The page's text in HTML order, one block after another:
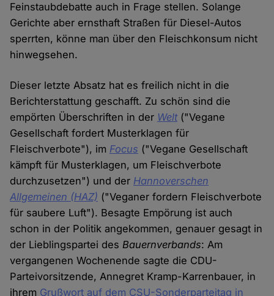
Feinstaubdebatte auch in Frage stellen. Solange
Gerichte aber ernsthaft Straßen für Diesel-Autos
sperrten, könne man über den Fleischkonsum nicht
hinwegsehen.
Dieser letzte Absatz hat es freilich nicht in die
Berichterstattung geschafft. Zu schön sind die
empörten Überschriften in der Welt("Vegane
Gesellschaft fordert Musterklagen für
Fleischverbote"), im Focus ("Vegane Gesellschaft
kämpft für Musterklagen, um Fleischverbote
durchzusetzen") und der Hannoverschen
Allgemeinen (HAZ) ("Veganer fordern Fleischverbote
für saubere Luft"). Besagte Empörung ist auch
schon in der Politik angekommen, genauer gesagt in
der Lieblingspartei desBauernverbands: Am
vergangenen Wochenende sagte die CDU-
Parteivorsitzende, Annegret Kramp-Karrenbauer, in
ihrem Grußwort auf dem CSU-Sonderparteitag in